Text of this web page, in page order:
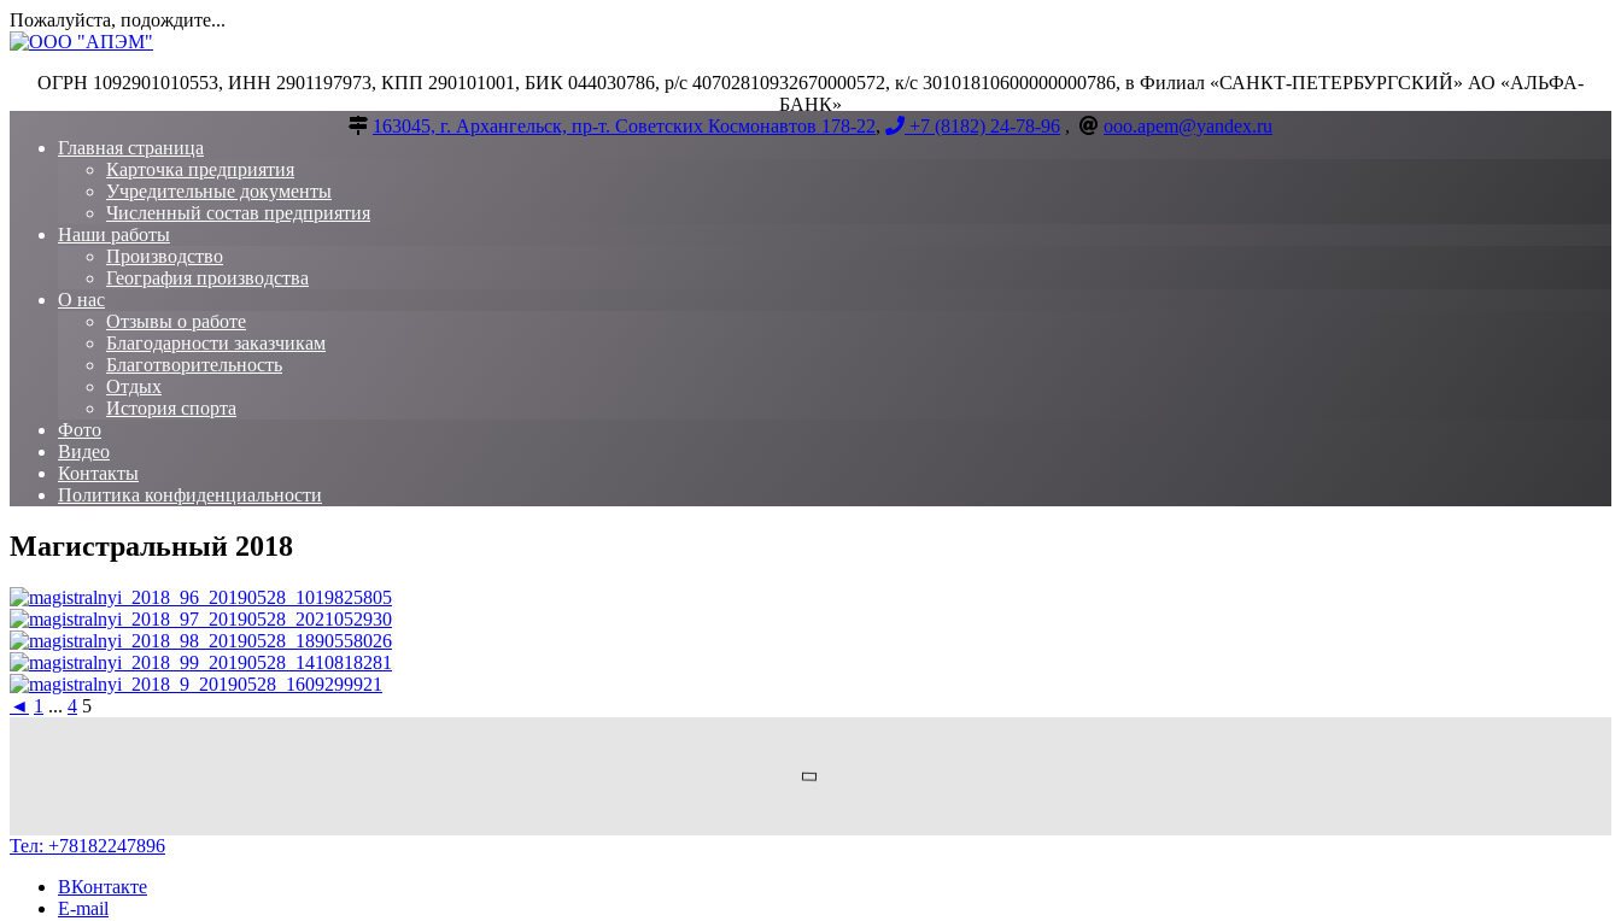
Пожалуйста, подождите...
Перейти
содержимому
ОГРН 1092901010553, ИНН 2901197973, КПП 290101001, БИК 044030786, р/с 40702810932670000572, к/с 30101810600000000786, в Филиал «САНКТ-ПЕТЕРБУРГСКИЙ» АО «АЛЬФА-
БАНК»
163045, г. Архангельск, пр-т. Советских Космонавтов 178-22, +7 (8182) 24-78-96 ,
ooo.apem@yandex.ru
Главная страница
Карточка предприятия
Учредительные документы
Численный состав предприятия
Наши работы
Производство
География производства
О нас
Отзывы о работе
Благодарности заказчикам
Благотворительность
Отдых
История спорта
Фото
Видео
Контакты
Политика конфиденциальности
Магистральный 2018
◄ 1 ... 4 5
Тел: +78182247896
ВКонтакте
E-mail